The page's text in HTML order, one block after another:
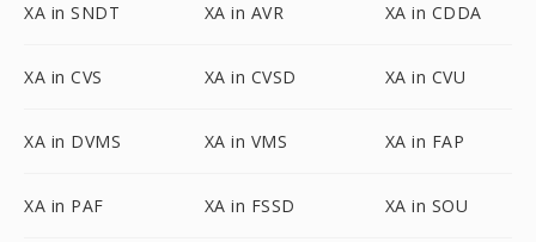
XA in SNDT XA in AVR XA in CDDA
XA in CVS XA in CVSD XA in CVU
XA in DVMS XA in VMS XA in FAP
XA in PAF XA in FSSD XA in SOU